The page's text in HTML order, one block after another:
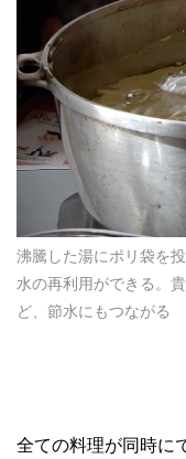
沸騰した湯にポリ袋を
水の再利用ができる。
ど、節水にもつながる
全ての料理が同時に